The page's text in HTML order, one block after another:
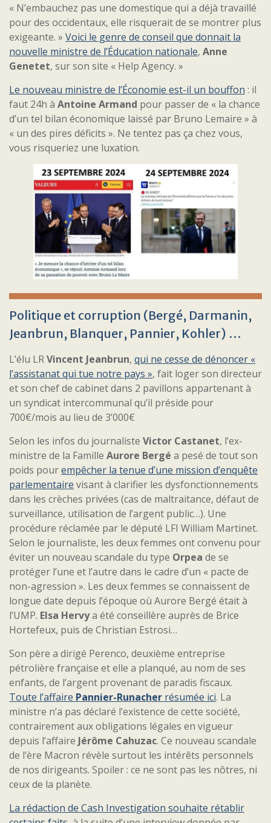
« N’embauchez pas une domestique qui a déjà travaillé
pour des occidentaux, elle risquerait de se montrer plus
exigeante. » Voici le genre de conseil que donnait la
nouvelle ministre de l’Éducation nationale, Anne
Genetet, sur son site « Help Agency. »
Le nouveau ministre de l’Économie est-il un bouffon : il
faut 24h à Antoine Armand pour passer de « la chance
d’un tel bilan économique laissé par Bruno Lemaire » à
« un des pires déficits ». Ne tentez pas ça chez vous,
vous risqueriez une luxation.
Politique et corruption (Bergé, Darmanin,
Jeanbrun, Blanquer, Pannier, Kohler) …
L’élu LRVincent Jeanbrun, qui ne cesse de dénoncer «
l’assistanat qui tue notre pays », fait loger son directeur
et son chef de cabinet dans 2 pavillons appartenant à
un syndicat intercommunal qu’il préside pour
700€/mois au lieu de 3’000€
Selon les infos du journaliste Victor Castanet, l’ex-
ministre de la Famille Aurore Bergé a pesé de tout son
poids pourempêcher la tenue d’une mission d’enquête
parlementaire visant à clarifier les dysfonctionnements
dans les crèches privées (cas de maltraitance, défaut de
surveillance, utilisation de l’argent public…). Une
procédure réclamée par le député LFI William Martinet.
Selon le journaliste, les deux femmes ont convenu pour
éviter un nouveau scandale du type Orpea de se
protéger l’une et l’autre dans le cadre d’un « pacte de
non-agression ». Les deux femmes se connaissent de
longue date depuis l’époque où Aurore Bergé était à
l’UMP. Elsa Hervya été conseillère auprès de Brice
Hortefeux, puis de Christian Estrosi…
Son père a dirigé Perenco, deuxième entreprise
pétrolière française et elle a planqué, au nom de ses
enfants, de l’argent provenant de paradis fiscaux.
Toute l’affaire Pannier-Runacher résumée ici. La
ministre n’a pas déclaré l’existence de cette société,
contrairement aux obligations légales en vigueur
depuis l’affaire Jérôme Cahuzac. Ce nouveau scandale
de l’ère Macron révèle surtout les intérêts personnels
de nos dirigeants. Spoiler : ce ne sont pas les nôtres, ni
ceux de la planète.
La rédaction de Cash Investigation souhaite rétablir